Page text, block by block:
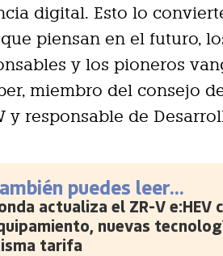
digital. Esto lo
piensan en el futuro,
y los pioneros
miembro del consejo
y responsable de
puedes leer...
actualiza el ZR-V e:HEV
nuevas
tarifa